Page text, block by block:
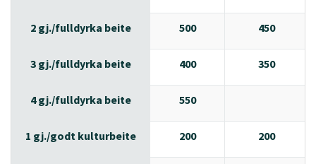
2 gj./fulldyrka beite 500 450
3 gj./fulldyrka beite 400 350
4 gj./fulldyrka beite 550
1 gj./godt kulturbeite 200 200